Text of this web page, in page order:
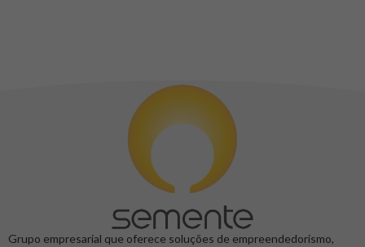
Grupo empresarial que oferece soluções de empreendedorismo,